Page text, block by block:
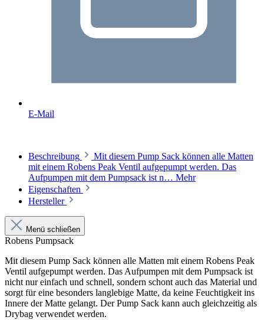
E-Mail
Beschreibung
Mit diesem Pump Sack können alle Matten
mit einem Robens Peak Ventil aufgepumpt werden. Das
Aufpumpen mit dem Pumpsack ist n… Mehr
Eigenschaften
Hersteller
Menü schließen
Robens Pumpsack
Mit diesem Pump Sack können alle Matten mit einem Robens Peak
Ventil aufgepumpt werden. Das Aufpumpen mit dem Pumpsack ist
nicht nur einfach und schnell, sondern schont auch das Material und
sorgt für eine besonders langlebige Matte, da keine Feuchtigkeit ins
Innere der Matte gelangt. Der Pump Sack kann auch gleichzeitig als
Drybag verwendet werden.